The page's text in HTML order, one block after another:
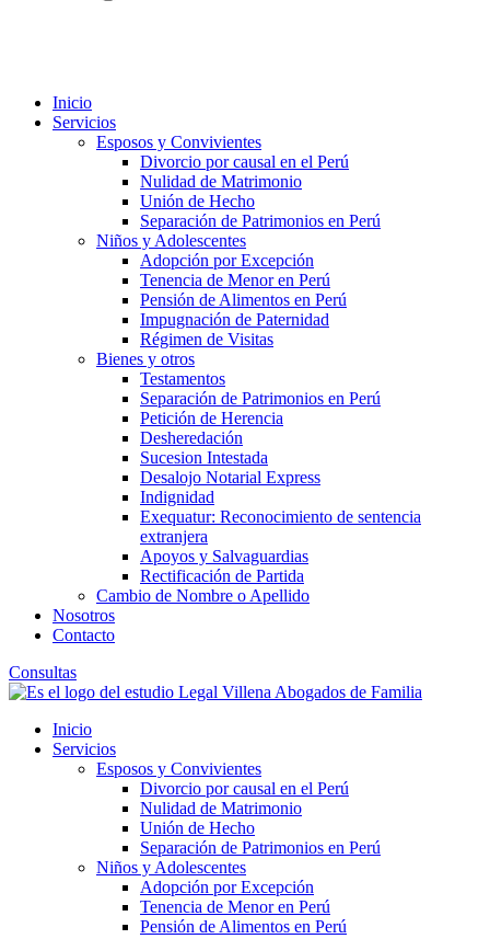
Inicio
Servicios
Esposos y Convivientes
Divorcio por causal en el Perú
Nulidad de Matrimonio
Unión de Hecho
Separación de Patrimonios en Perú
Niños y Adolescentes
Adopción por Excepción
Tenencia de Menor en Perú
Pensión de Alimentos en Perú
Impugnación de Paternidad
Régimen de Visitas
Bienes y otros
Testamentos
Separación de Patrimonios en Perú
Petición de Herencia
Desheredación
Sucesion Intestada
Desalojo Notarial Express
Indignidad
Exequatur: Reconocimiento de sentencia
extranjera
Apoyos y Salvaguardias
Rectificación de Partida
Cambio de Nombre o Apellido
Nosotros
Contacto
Consultas
Inicio
Servicios
Esposos y Convivientes
Divorcio por causal en el Perú
Nulidad de Matrimonio
Unión de Hecho
Separación de Patrimonios en Perú
Niños y Adolescentes
Adopción por Excepción
Tenencia de Menor en Perú
Pensión de Alimentos en Perú